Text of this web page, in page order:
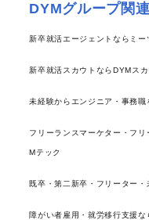
DYMグループ関
新卒就活エージェントならミー
新卒就活スカウトならDYMスカ
未経験からエンジニア・事務
フリーランスマーケター・フ
Mテック
既卒・第二新卒・フリーター
障がい者雇用・就労移行支援